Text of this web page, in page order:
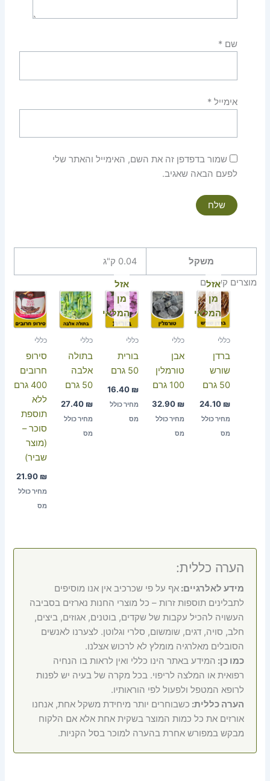
שם *
אימייל *
שמור בדפדפן זה את השם, האימייל והאתר שלי
לפעם הבאה שאגיב.
משקל
0.04 ק"ג
מוצרים קשורים
אזל
מן
המלאי
כללי
ברדן
שורש
50 גרם
24.10 ₪
מחיר כולל
מס
כללי
אבן
טורמלין
100 גרם
32.90 ₪
מחיר כולל
מס
אזל
מן
המלאי
כללי
בורית
50 גרם
16.40 ₪
מחיר כולל
מס
כללי
בתולה
אלבה
50 גרם
27.40 ₪
מחיר כולל
מס
כללי
סירופ
חרובים
400 גרם
ללא
תוספת
סוכר –
(מוצר
שביר)
21.90 ₪
מחיר כולל
מס
הערה כללית:
מידע לאלרגיים:אף על פי שכרכיב אין אנו מוסיפים
לתבלינים תוספות זרות – כל מוצרי החנות נארזים בסביבה
העשויה להכיל עקבות של שקדים, בוטנים, אגוזים, ביצים,
חלב, סויה, דגים, שומשום, סלרי וגלוטן. לצערנו לאנשים
הסובלים מאלרגיה מומלץ לא לרכוש אצלנו.
כמו כן: המידע באתר הינו כללי ואין לראות בו הנחיה
רפואית או המלצה לריפוי. בכל מקרה של בעיה יש לפנות
לרופא המטפל ולפעול לפי הוראותיו.
הערה כללית: כשבוחרים יותר מיחידת משקל אחת, אנחנו
אורזים את כל כמות המוצר בשקית אחת אלא אם הלקוח
מבקש במפורש אחרת בהערה למוכר בסל הקניות.